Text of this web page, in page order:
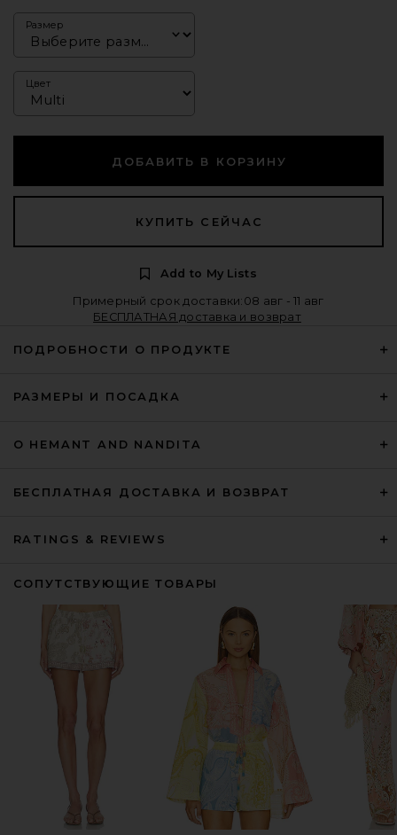
Размер
Цвет
ДОБАВИТЬ В КОРЗИНУ
КУПИТЬ СЕЙЧАС
Add to My Lists
Примерный срок доставки:08 авг - 11 авг
БЕСПЛАТНАЯ доставка и возврат
ПОДРОБНОСТИ О ПРОДУКТЕ
РАЗМЕРЫ И ПОСАДКА
О HEMANT AND NANDITA
БЕСПЛАТНАЯ ДОСТАВКА И ВОЗВРАТ
RATINGS & REVIEWS
СОПУТСТВУЮЩИЕ ТОВАРЫ